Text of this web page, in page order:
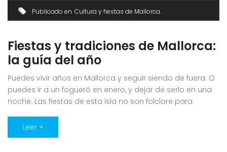
Publicado en Cultura y fiestas de Mallorca
Fiestas y tradiciones de Mallorca:
la guía del año
Puedes vivir años en Mallorca y seguir siendo de fuera. O
puedes ir a un fogueró en enero, y dejar de serlo en una
noche. Las fiestas de esta isla no son folclore para
se reconoce a sí mismo. Y son, con diferencia, la [...]
Leer +